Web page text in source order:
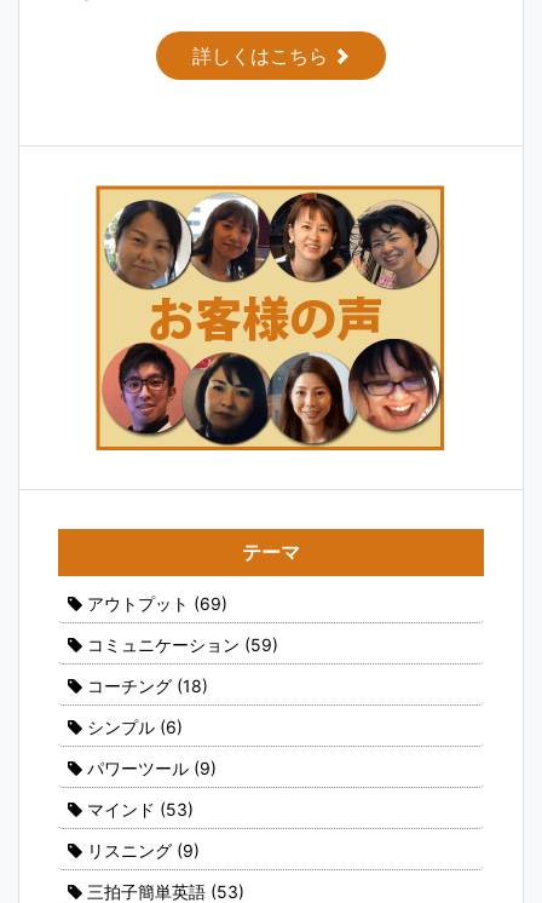
詳しくはこちら
テーマ
アウトプット (69)
コミュニケーション (59)
コーチング (18)
シンプル (6)
パワーツール (9)
マインド (53)
リスニング (9)
三拍子簡単英語 (53)